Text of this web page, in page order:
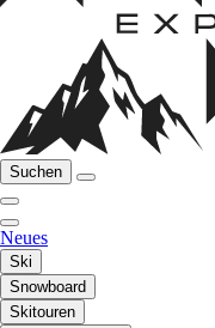
Suchen
Neues
Ski
Snowboard
Skitouren